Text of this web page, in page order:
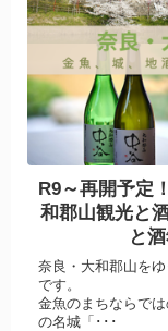
R9～再開予定
和郡山観光と
と
奈良・大和郡山を
です。
金魚のまちならで
の名城「･･･